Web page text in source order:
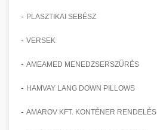
- PLASZTIKAI SEBÉSZ
- VERSEK
- AMEAMED MENEDZSERSZŰRÉS
- HAMVAY LANG DOWN PILLOWS
- AMAROV KFT. KONTÉNER RENDELÉS